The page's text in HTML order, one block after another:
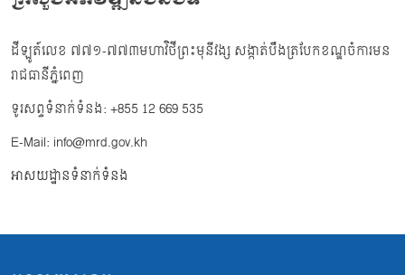
ដីឡូត៍លេខ ៧៧១-៧៧៣មហាវិថីព្រះមុនីវង្ស សង្កាត់បឹងត្របែកខណ្ឌចំការមន
រាជធានីភ្នំពេញ
ទូរសព្ទទំនាក់ទំនង: +855 12 669 535
E-Mail: info@mrd.gov.kh
អាសយដ្ឋានទំនាក់ទំនង